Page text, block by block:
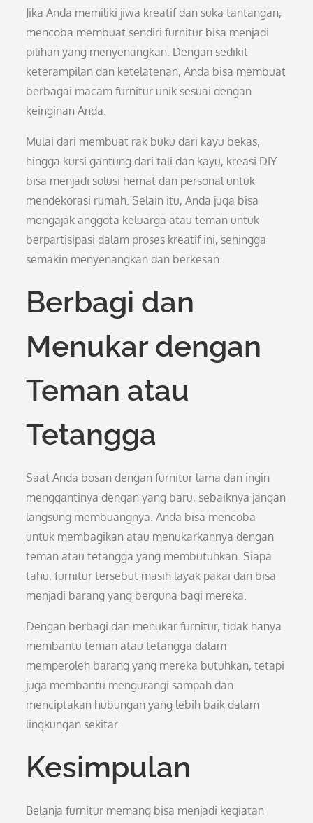
Jika Anda memiliki jiwa kreatif dan suka tantangan,
mencoba membuat sendiri furnitur bisa menjadi
pilihan yang menyenangkan. Dengan sedikit
keterampilan dan ketelatenan, Anda bisa membuat
berbagai macam furnitur unik sesuai dengan
keinginan Anda.
Mulai dari membuat rak buku dari kayu bekas,
hingga kursi gantung dari tali dan kayu, kreasi DIY
bisa menjadi solusi hemat dan personal untuk
mendekorasi rumah. Selain itu, Anda juga bisa
mengajak anggota keluarga atau teman untuk
berpartisipasi dalam proses kreatif ini, sehingga
semakin menyenangkan dan berkesan.
Berbagi dan
Menukar dengan
Teman atau
Tetangga
Saat Anda bosan dengan furnitur lama dan ingin
menggantinya dengan yang baru, sebaiknya jangan
langsung membuangnya. Anda bisa mencoba
untuk membagikan atau menukarkannya dengan
teman atau tetangga yang membutuhkan. Siapa
tahu, furnitur tersebut masih layak pakai dan bisa
menjadi barang yang berguna bagi mereka.
Dengan berbagi dan menukar furnitur, tidak hanya
membantu teman atau tetangga dalam
memperoleh barang yang mereka butuhkan, tetapi
juga membantu mengurangi sampah dan
menciptakan hubungan yang lebih baik dalam
lingkungan sekitar.
Kesimpulan
Belanja furnitur memang bisa menjadi kegiatan